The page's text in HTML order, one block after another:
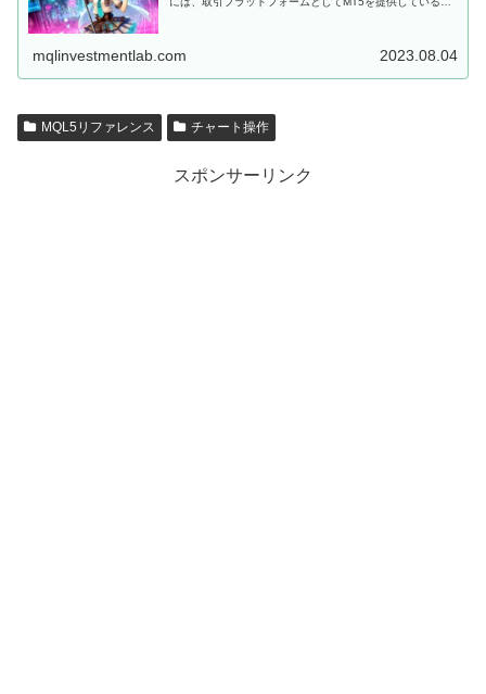
mqlinvestmentlab.com 2023.08.04
MQL5リファレンス チャート操作
スポンサーリンク